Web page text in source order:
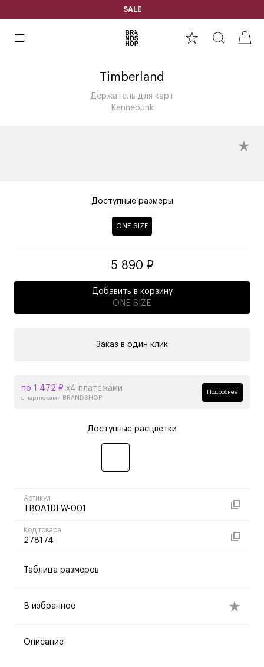
SALE
Timberland
Держатель для карт
Kennebunk
Доступные размеры
ONE SIZE
5 890 ₽
Добавить в корзину
ONE SIZE
Заказ в один клик
по 1 472 ₽ х4 платежами
с партнерами BRANDSHOP
Подробнее
Доступные расцветки
Артикул
TB0A1DFW-001
Код товара
278174
Таблица размеров
В избранное
Описание